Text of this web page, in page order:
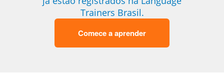
Trainers Brasil.
Comece a aprender